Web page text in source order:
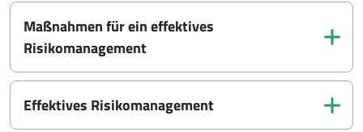
Maßnahmen für ein effektives
Risikomanagement
Effektives Risikomanagement